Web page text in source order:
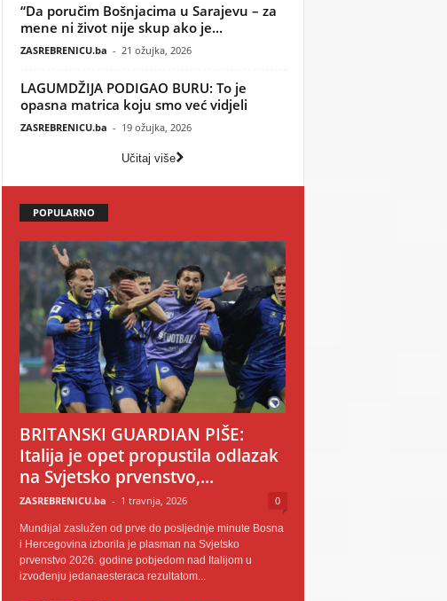
“Da poručim Bošnjacima u Sarajevu – za
mene ni život nije skup ako je...
ZASREBRENICU.ba - 21 ožujka, 2026
LAGUMDŽIJA PODIGAO BURU: To je
opasna matrica koju smo već vidjeli
ZASREBRENICU.ba - 19 ožujka, 2026
Učitaj više
POPULARNO
BRITANSKI GUARDIAN PIŠE:
Italija je opet propustila odlazak
na Svjetsko prvenstvo,...
ZASREBRENICU.ba - 1 travnja, 2026 0
Mundijal zaslužen od prve do posljednje minute Bosna
i Hercegovina izborila je plasman na Svjetsko
prvenstvo 2026. godine pobjedom nad Italijom u
izvođenju jedanaesteraca rezultatom...